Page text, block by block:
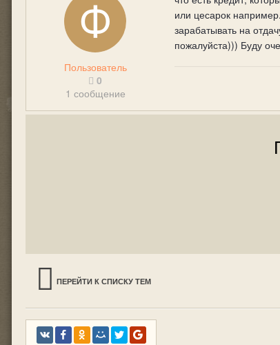
Пользователь
0
1 сообщение
или цесарок
зарабатывать на
пожалуйста))) Буду
ПЕРЕЙТИ К СПИСКУ ТЕМ